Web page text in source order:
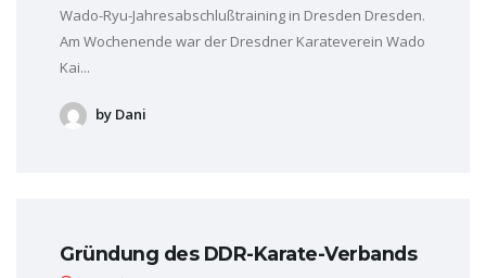
Wado-Ryu-Jahresabschlußtraining in Dresden Dresden.
Am Wochenende war der Dresdner Karateverein Wado
Kai...
by Dani
Gründung des DDR-Karate-Verbands